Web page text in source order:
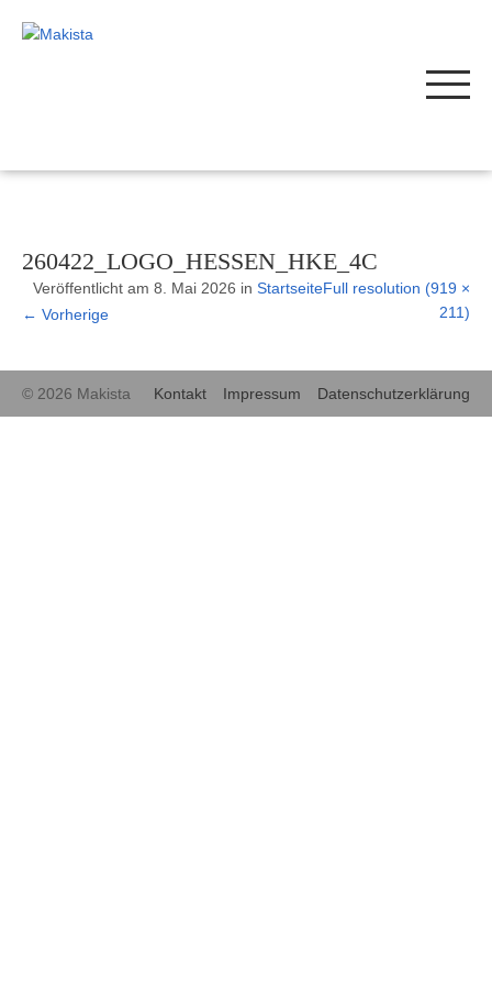
260422_LOGO_HESSEN_HKE_4C
Veröffentlicht am 8. Mai 2026 in StartseiteFull resolution (919 ×
211)
← Vorherige
© 2026 Makista Kontakt Impressum Datenschutzerklärung